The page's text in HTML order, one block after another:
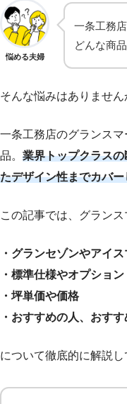
悩める夫婦
一条工務
どんな商品
そんな悩みはありません
一条工務店のグランス
品。 業界トップクラス
たデザイン性までカバ
この記事では、グランス
・グランセゾンやアイ
・標準仕様やオプション
・坪単価や価格
・おすすめの人、おす
について徹底的に解説し